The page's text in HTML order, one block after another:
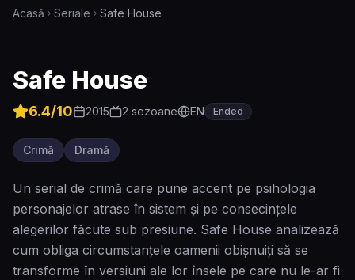
Acasă Seriale Safe House
Safe House
6.4/10 2015 2 sezoane EN Ended
Crimă Dramă
Un serial de crimă care pune accent pe psihologia
personajelor atrase în sistem și pe consecințele
alegerilor făcute sub presiune. Safe House analizează
cum obliga circumstanțele oamenii obișnuiți să se
transforme în versiuni ale lor însele pe care nu le-ar fi